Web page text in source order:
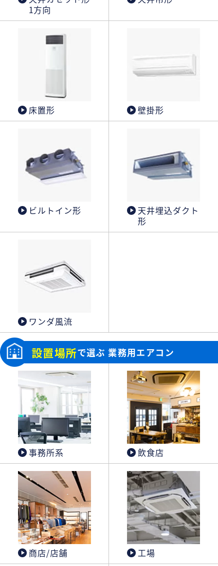
1方向
床置形 壁掛形
ビルトイン形
天井埋込ダクト
形
ワンダ風流
設置場所で選ぶ 業務用エアコン
事務所系 飲食店
商店/店舗 工場